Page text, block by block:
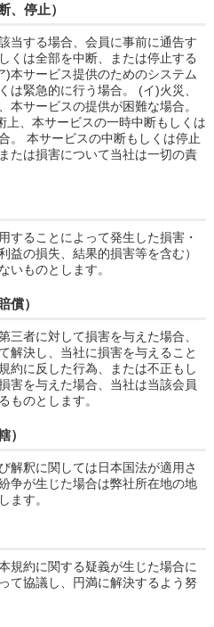
停止）
当する場合、会員に事前に通告す
くは全部を中断、または停止する
本サービス提供のためのシステム
は緊急的に行う場合。 (イ)火災、
本サービスの提供が困難な場合。
上、本サービスの一時中断もしくは
。 本サービスの中断もしくは停止
たは損害について当社は一切の責
することによって発生した損害・
益の損失、結果的損害等を含む）
いものとします。
）
三者に対して損害を与えた場合、
解決し、当社に損害を与えること
約に反した行為、または不正もし
害を与えた場合、当社は当該会員
ものとします。
）
解釈に関しては日本国法が適用さ
争が生じた場合は弊社所在地の地
ます。
規約に関する疑義が生じた場合に
て協議し、円満に解決するよう努